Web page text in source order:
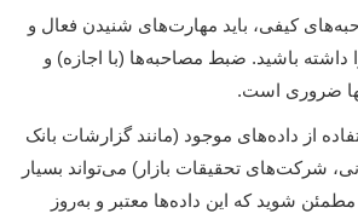
کیفی، باید مهارت‌های شنیدن فعال و
باشید. ضبط مصاحبه‌ها (با اجازه) و
ضروری است.
از داده‌های موجود (مانند گزارشات بانک
شرکت‌های تحقیقات بازار) می‌تواند بسیار
شوید که این داده‌ها معتبر و به‌روز